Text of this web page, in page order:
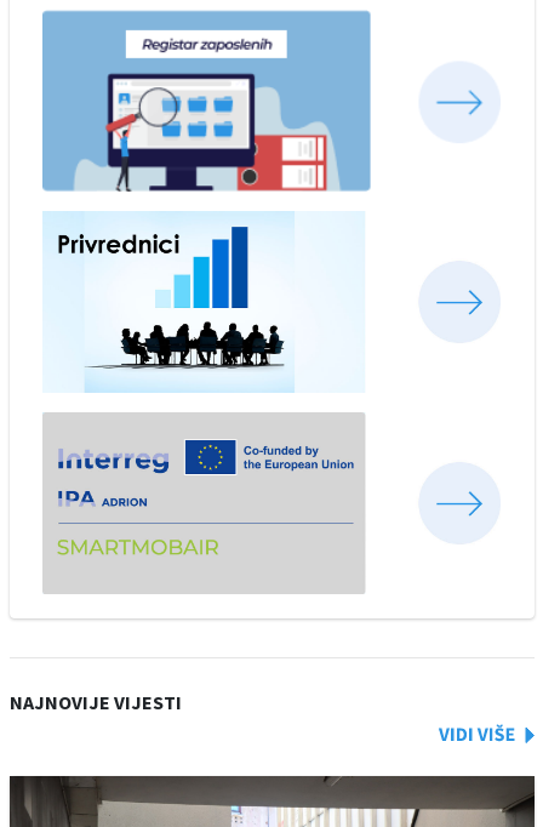
NAJNOVIJE VIJESTI